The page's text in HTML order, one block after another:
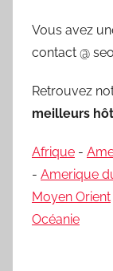
Vous avez
contact @
Retrouvez
meilleurs
Afrique -
- Amerique
Moyen Orient
Océanie